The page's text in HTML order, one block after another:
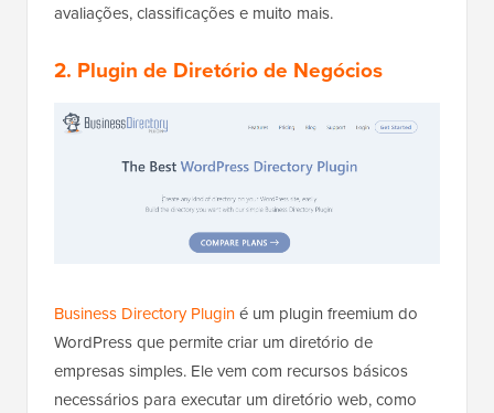
avaliações, classificações e muito mais.
2. Plugin de Diretório de Negócios
Business Directory Pluginé um plugin freemium do
WordPress que permite criar um diretório de
empresas simples. Ele vem com recursos básicos
necessários para executar um diretório web, como